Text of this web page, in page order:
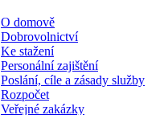
O domově
Dobrovolnictví
Ke stažení
Personální zajištění
Poslání, cíle a zásady služby
Rozpočet
Veřejné zakázky